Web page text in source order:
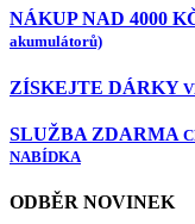
NÁKUP NAD 4000
akumulátorů)
ZÍSKEJTE DÁRKY
SLUŽBA ZDARMA
NABÍDKA
ODBĚR NOVINEK